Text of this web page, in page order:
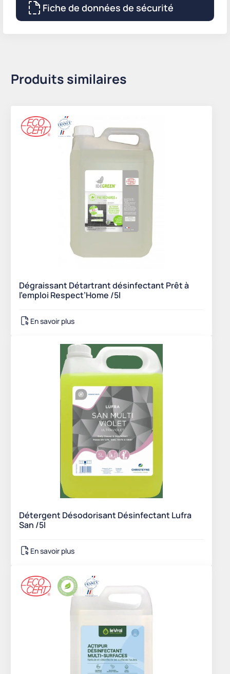
Fiche de données de sécurité
Produits similaires
Dégraissant Détartrant désinfectant Prêt à
l’emploi Respect’Home /5l
En savoir plus
Détergent Désodorisant Désinfectant Lufra
San /5l
En savoir plus